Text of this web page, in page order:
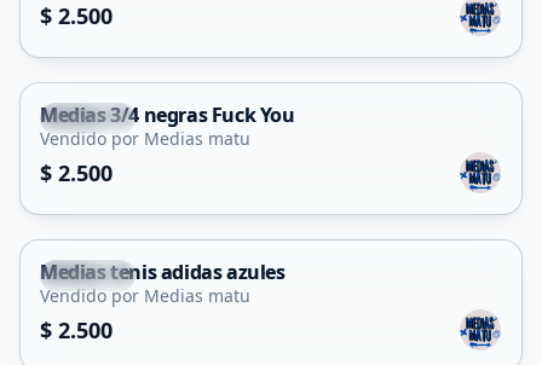
$ 2.500
Capital
Medias 3/4 negras Fuck You
Vendido por Medias matu
$ 2.500
Capital
Medias tenis adidas azules
Vendido por Medias matu
$ 2.500